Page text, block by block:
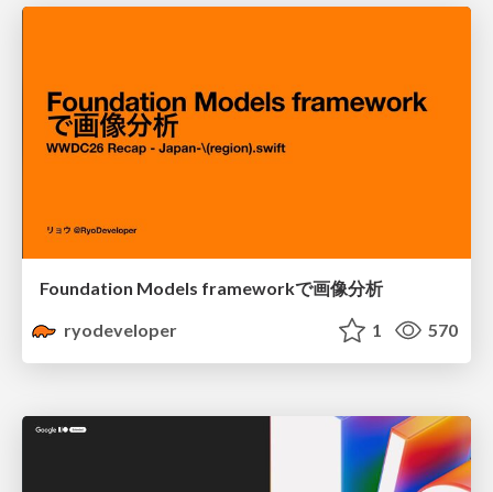
Foundation Models frameworkで画像分析
ryodeveloper
1 570